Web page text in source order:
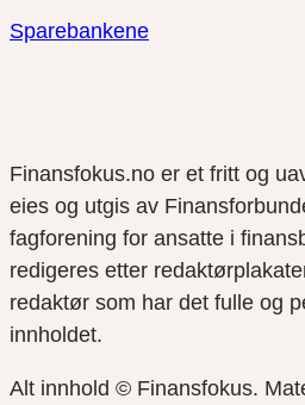
Sparebankene
Finansfokus.no er et fritt og
eies og utgis av
fagforening for ansatte i
redigeres etter
redaktør som har det fulle og
innholdet.
Alt innhold © Finansfokus.